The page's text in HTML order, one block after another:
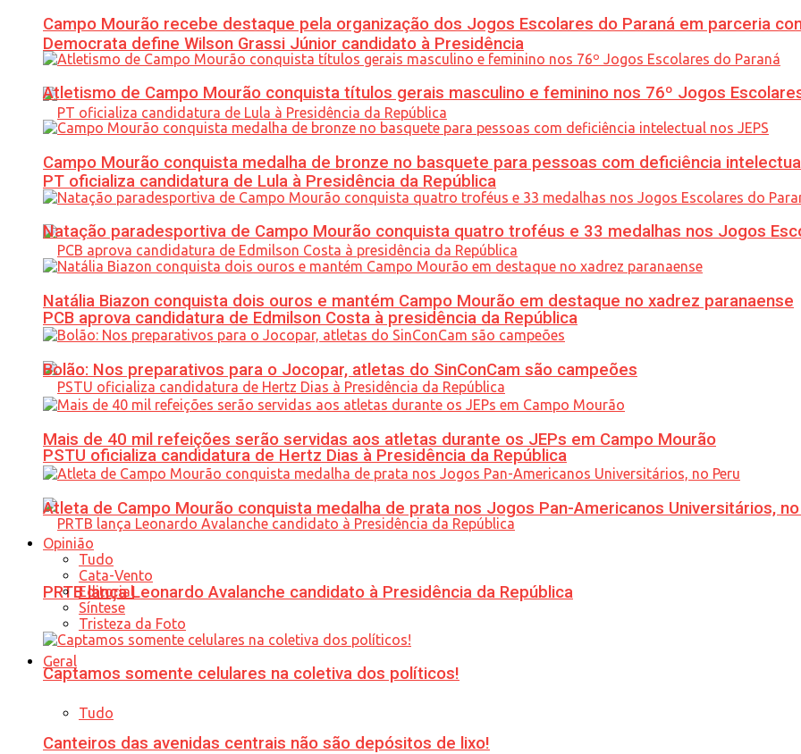
Democrata define Wilson Grassi Júnior candidato à Presidência
PT oficializa candidatura de Lula à Presidência da República
PCB aprova candidatura de Edmilson Costa à presidência da República
PSTU oficializa candidatura de Hertz Dias à Presidência da República
PRTB lança Leonardo Avalanche candidato à Presidência da República
Geral
Tudo
Campo Mourão recebe destaque pela organização dos Jogos Escolares do Paraná em parceria
Atletismo de Campo Mourão conquista títulos gerais masculino e feminino nos 76º Jogos
Campo Mourão conquista medalha de bronze no basquete para pessoas com deficiência
Natação paradesportiva de Campo Mourão conquista quatro troféus e 33 medalhas nos Jogos
Natália Biazon conquista dois ouros e mantém Campo Mourão em destaque no xadrez paranaense
Bolão: Nos preparativos para o Jocopar, atletas do SinConCam são campeões
Mais de 40 mil refeições serão servidas aos atletas durante os JEPs em Campo Mourão
Atleta de Campo Mourão conquista medalha de prata nos Jogos Pan-Americanos Universitários,
Opinião
Tudo
Cata-Vento
Editorial
Síntese
Tristeza da Foto
Captamos somente celulares na coletiva dos políticos!
Canteiros das avenidas centrais não são depósitos de lixo!